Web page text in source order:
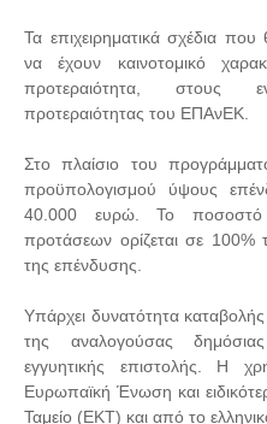
Τα επιχειρηματικά σχέδια
να έχουν καινοτομικό
προτεραιότητα, στους
προτεραιότητας του ΕΠΑνΕΚ.
Στο πλαίσιο του
προϋπολογισμού ύψους
40.000 ευρώ. Το ποσοστό
προτάσεων ορίζεται σε 100%
της επένδυσης.
Υπάρχει δυνατότητα
της αναλογούσας
εγγυητικής επιστολής. Η
Ευρωπαϊκή Ένωση και
Ταμείο (ΕΚΤ) και από το